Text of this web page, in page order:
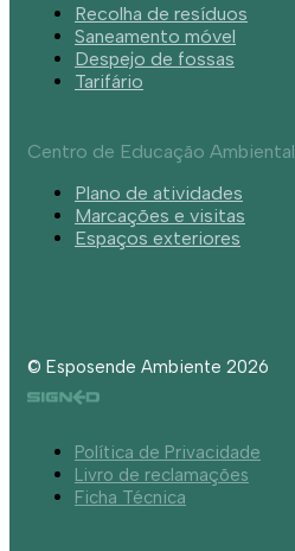
Recolha de resíduos
Saneamento móvel
Despejo de fossas
Tarifário
Centro de Educação Ambiental
Plano de atividades
Marcações e visitas
Espaços exteriores
© Esposende Ambiente 2026
Política de Privacidade
Livro de reclamações
Ficha Técnica